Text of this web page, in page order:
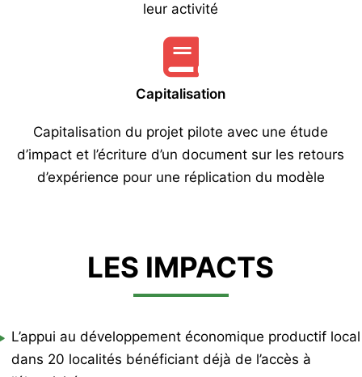
leur activité
Capitalisation
Capitalisation du projet pilote avec une étude
d’impact et l’écriture d’un document sur les retours
d’expérience pour une réplication du modèle
LES IMPACTS
L’appui au développement économique productif local
dans 20 localités bénéficiant déjà de l’accès à